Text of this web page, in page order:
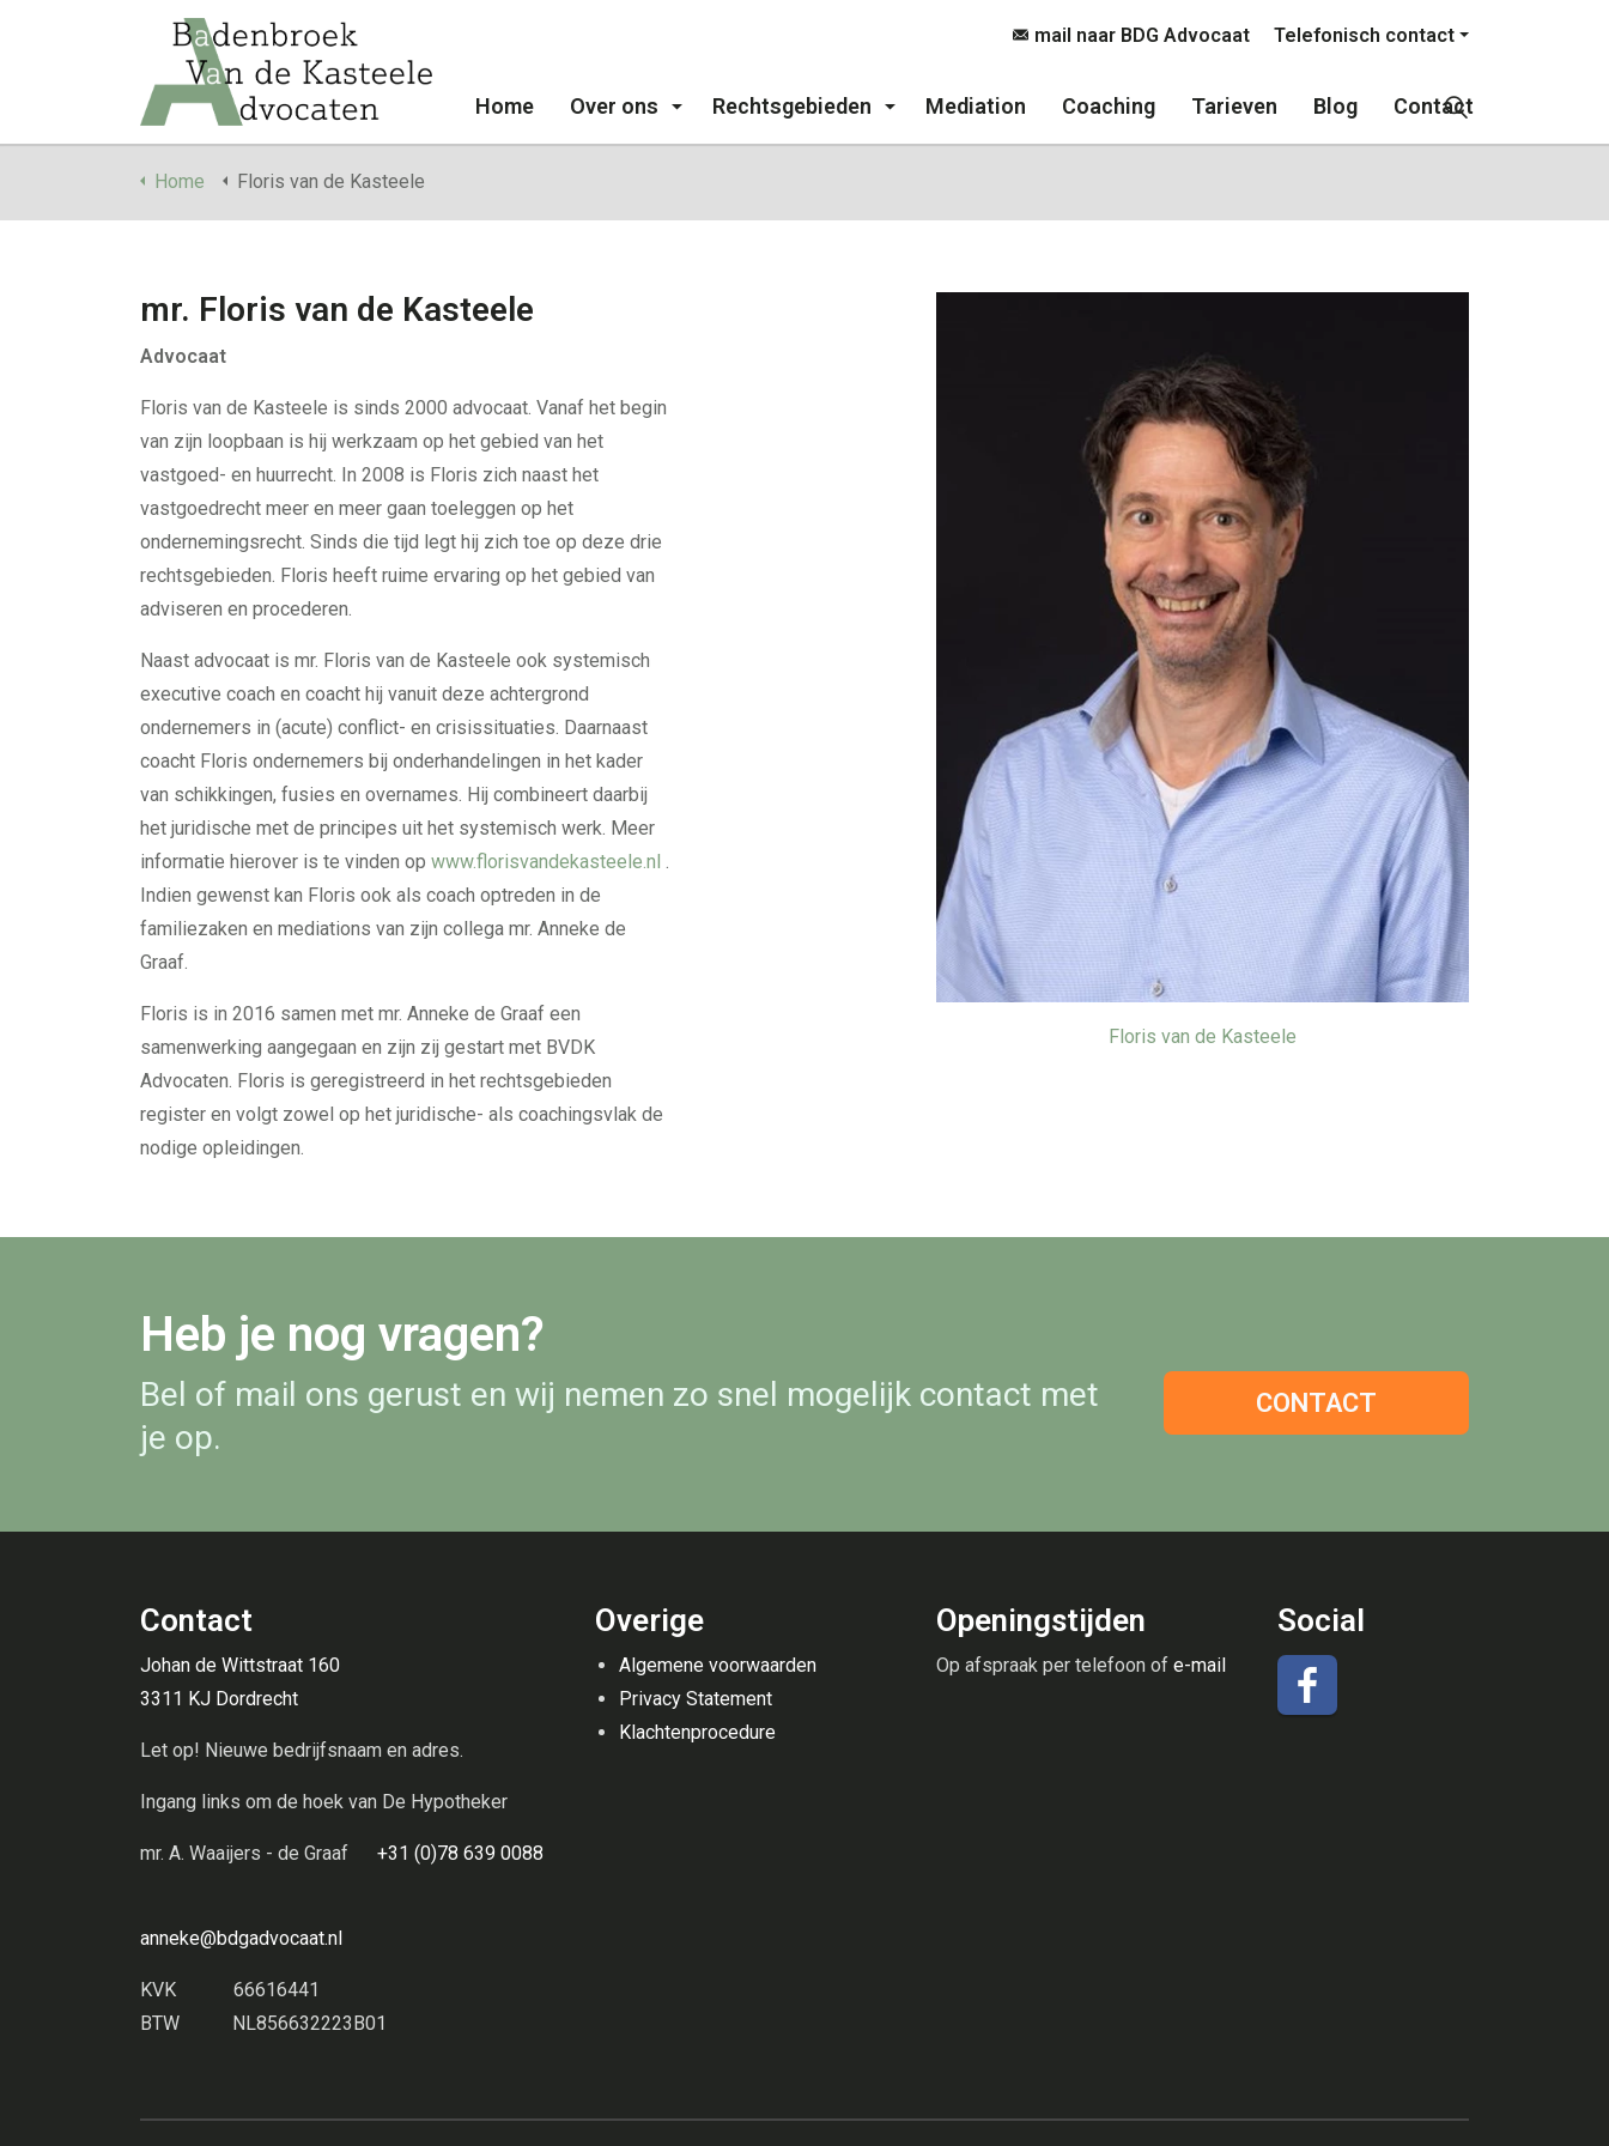
Home Over ons Rechtsgebieden Mediation Coaching Tarieven Blog Contact
mail naar BDG Advocaat Telefonisch contact
Home Floris van de Kasteele
mr. Floris van de Kasteele
Advocaat
Floris van de Kasteele is sinds 2000 advocaat. Vanaf het begin
van zijn loopbaan is hij werkzaam op het gebied van het
vastgoed- en huurrecht. In 2008 is Floris zich naast het
vastgoedrecht meer en meer gaan toeleggen op het
ondernemingsrecht. Sinds die tijd legt hij zich toe op deze drie
rechtsgebieden. Floris heeft ruime ervaring op het gebied van
adviseren en procederen.
Naast advocaat is mr. Floris van de Kasteele ook systemisch
executive coach en coacht hij vanuit deze achtergrond
ondernemers in (acute) conflict- en crisissituaties. Daarnaast
coacht Floris ondernemers bij onderhandelingen in het kader
van schikkingen, fusies en overnames. Hij combineert daarbij
het juridische met de principes uit het systemisch werk. Meer
informatie hierover is te vinden op www.florisvandekasteele.nl .
Indien gewenst kan Floris ook als coach optreden in de
familiezaken en mediations van zijn collega mr. Anneke de
Graaf.
Floris is in 2016 samen met mr. Anneke de Graaf een
samenwerking aangegaan en zijn zij gestart met BVDK
Advocaten. Floris is geregistreerd in het rechtsgebieden
register en volgt zowel op het juridische- als coachingsvlak de
nodige opleidingen.
Floris van de Kasteele
Heb je nog vragen?
Bel of mail ons gerust en wij nemen zo snel mogelijk contact met
je op.
CONTACT
Contact
Johan de Wittstraat 160
3311 KJ Dordrecht
Let op! Nieuwe bedrijfsnaam en adres.
Ingang links om de hoek van De Hypotheker
mr. A. Waaijers - de Graaf +31 (0)78 639 0088
anneke@bdgadvocaat.nl
KVK 66616441
BTW NL856632223B01
Overige
Algemene voorwaarden
Privacy Statement
Klachtenprocedure
Openingstijden
Op afspraak per telefoon of e-mail
Social